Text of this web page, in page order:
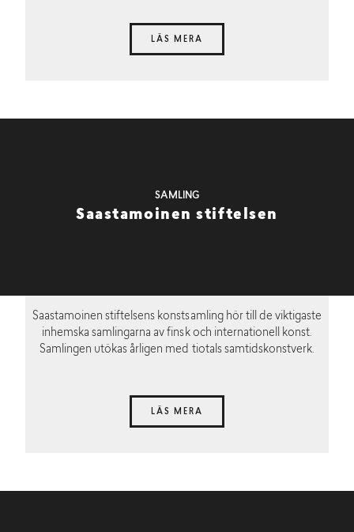
LÄS MERA
SAMLING
Saastamoinen stiftelsen
Saastamoinen stiftelsens konstsamling hör till de viktigaste
inhemska samlingarna av finsk och internationell konst.
Samlingen utökas årligen med tiotals samtidskonstverk.
LÄS MERA